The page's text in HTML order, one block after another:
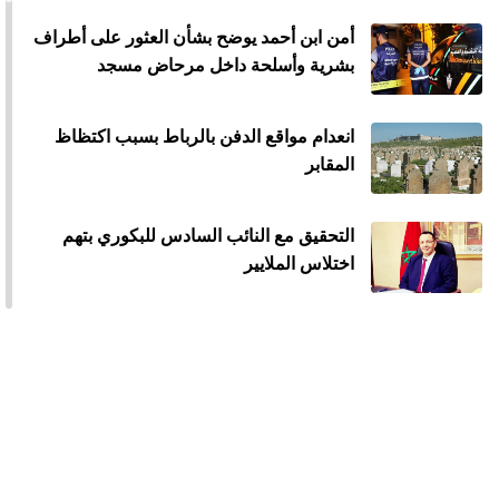
أمن ابن أحمد يوضح بشأن العثور على أطراف
بشرية وأسلحة داخل مرحاض مسجد
انعدام مواقع الدفن بالرباط بسبب اكتظاظ
المقابر
التحقيق مع النائب السادس للبكوري بتهم
اختلاس الملايير